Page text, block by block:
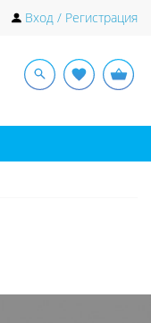
Вход / Регистрация